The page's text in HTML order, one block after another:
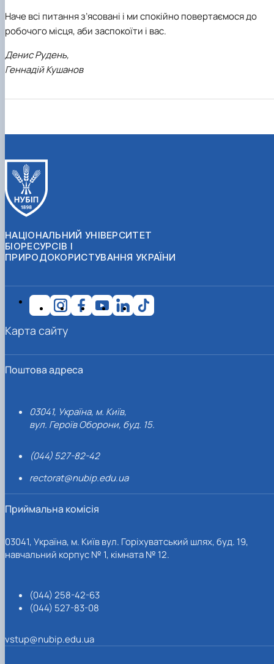
Наче всі питання з’ясовані і ми спокійно повертаємося до
робочого місця, аби заспокоїти і вас.
Денис Рудень,
Геннадій Кушанов
НАЦІОНАЛЬНИЙ УНІВЕРСИТЕТ
БІОРЕСУРСІВ І
ПРИРОДОКОРИСТУВАННЯ УКРАЇНИ
Поштова адреса
03041, Україна, м. Київ,
вул. Героїв Оборони, буд. 15.
(044) 527-82-42
rectorat@nubip.edu.ua
Приймальна комісія
03041, Україна, м. Київ вул. Горіхуватський шлях, буд. 19,
навчальний корпус № 1, кімната № 12.
(044) 258-42-63
(044) 527-83-08
vstup@nubip.edu.ua
Карта сайту